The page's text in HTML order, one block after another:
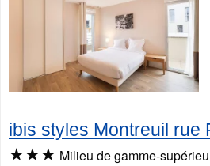
ibis styles Montreuil rue
★★★ Milieu de gamme-